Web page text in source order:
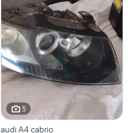
5
audi A4 cabrio